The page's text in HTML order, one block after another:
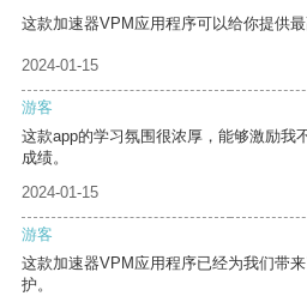
这款加速器VPM应用程序可以给你提供最
2024-01-15
游客
这款app的学习氛围很浓厚，能够激励我
成绩。
2024-01-15
游客
这款加速器VPM应用程序已经为我们带
护。